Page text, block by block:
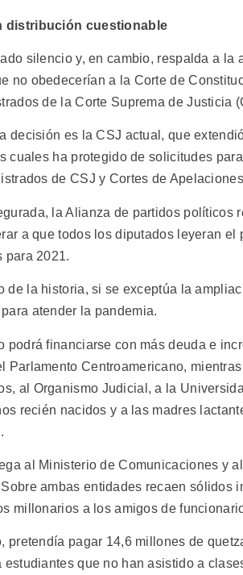
distribución cuestionable
silencio y, en cambio, respalda a
no obedecerían a la Corte de
de la Corte Suprema de Justicia
decisión es la CSJ actual, que
cuales ha protegido de solicitudes
de CSJ y Cortes de
la Alianza de partidos políticos
a que todos los diputados leyeran el
para 2021.
de la historia, si se exceptúa la
atender la pandemia.
podrá financiarse con más deuda e
Parlamento Centroamericano,
al Organismo Judicial, a la
recién nacidos y a las madres
al Ministerio de Comunicaciones y
ambas entidades recaen sólidos
millonarios a los amigos de
pretendía pagar 14,6 millones de
que no han asistido a